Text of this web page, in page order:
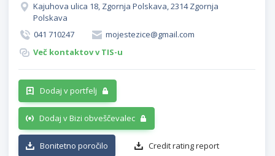
Kajuhova ulica 18, Zgornja Polskava, 2314 Zgornja
Polskava
041 710247
mojestezice@gmail.com
Več kontaktov v TIS-u
Dodaj v portfelj
Dodaj v Bizi obveščevalec
Bonitetno poročilo Credit rating report